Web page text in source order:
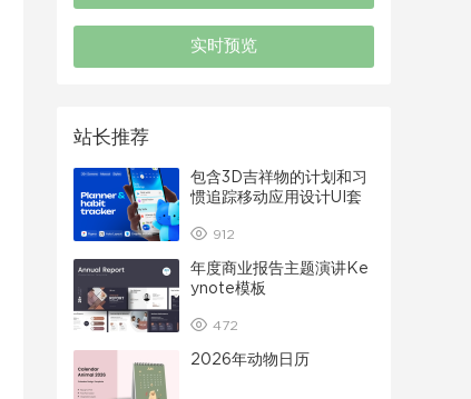
实时预览
站长推荐
包含3D吉祥物的计划和习
惯追踪移动应用设计UI套
912
年度商业报告主题演讲Ke
ynote模板
472
2026年动物日历